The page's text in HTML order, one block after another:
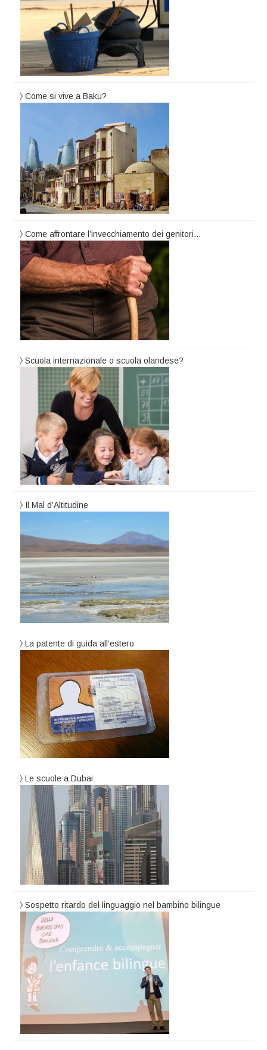
Come si vive a Baku?
Come affrontare l’invecchiamento dei genitori…
Scuola internazionale o scuola olandese?
Il Mal d’Altitudine
La patente di guida all’estero
Le scuole a Dubai
Sospetto ritardo del linguaggio nel bambino bilingue